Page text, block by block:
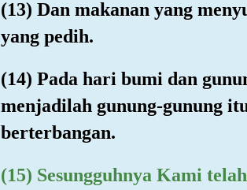
(13) Dan makanan yang
yang pedih.
(14) Pada hari bumi dan
menjadilah gunung-gunung
berterbangan.
(15) Sesungguhnya Kami